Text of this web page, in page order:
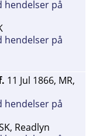
11 Jul 1866, MR,
Readlyn